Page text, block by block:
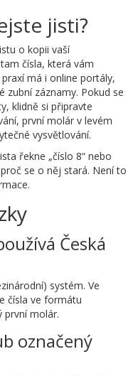
jisti?
o kopii vaší
čísla, která vám
má i online portály,
zubní záznamy. Pokud se
klidně si připravte
první molár v levém
vysvětlování.
řekne „číslo 8“ nebo
se o něj stará. Není to
Česká
systém. Ve
čísla ve formátu
první molár.
označený